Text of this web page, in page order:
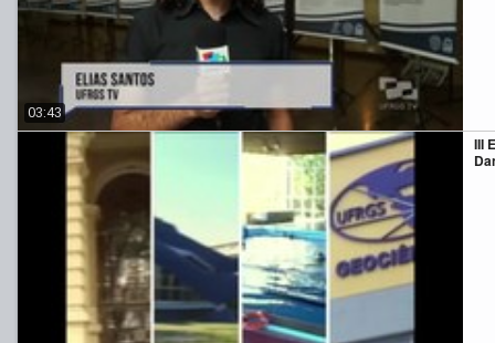
03:43
III